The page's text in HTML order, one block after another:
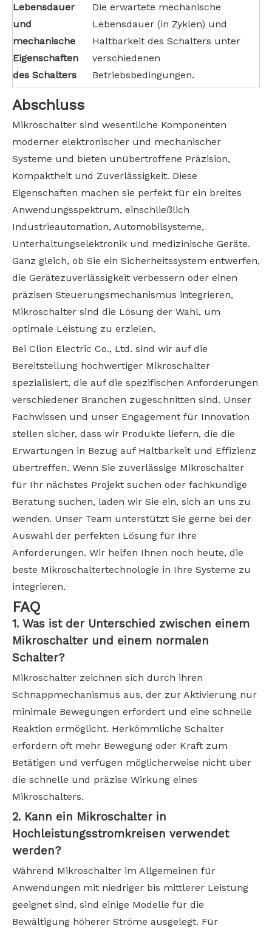
Lebensdauer
und
mechanische
Eigenschaften
des Schalters
Die erwartete mechanische
Lebensdauer (in Zyklen) und
Haltbarkeit des Schalters unter
verschiedenen
Betriebsbedingungen.
Abschluss
Mikroschalter sind wesentliche Komponenten
moderner elektronischer und mechanischer
Systeme und bieten unübertroffene Präzision,
Kompaktheit und Zuverlässigkeit. Diese
Eigenschaften machen sie perfekt für ein breites
Anwendungsspektrum, einschließlich
Industrieautomation, Automobilsysteme,
Unterhaltungselektronik und medizinische Geräte.
Ganz gleich, ob Sie ein Sicherheitssystem entwerfen,
die Gerätezuverlässigkeit verbessern oder einen
präzisen Steuerungsmechanismus integrieren,
Mikroschalter sind die Lösung der Wahl, um
optimale Leistung zu erzielen.
Bei Clion Electric Co., Ltd. sind wir auf die
Bereitstellung hochwertiger Mikroschalter
spezialisiert, die auf die spezifischen Anforderungen
verschiedener Branchen zugeschnitten sind. Unser
Fachwissen und unser Engagement für Innovation
stellen sicher, dass wir Produkte liefern, die die
Erwartungen in Bezug auf Haltbarkeit und Effizienz
übertreffen. Wenn Sie zuverlässige Mikroschalter
für Ihr nächstes Projekt suchen oder fachkundige
Beratung suchen, laden wir Sie ein, sich an uns zu
wenden. Unser Team unterstützt Sie gerne bei der
Auswahl der perfekten Lösung für Ihre
Anforderungen. Wir helfen Ihnen noch heute, die
beste Mikroschaltertechnologie in Ihre Systeme zu
integrieren.
FAQ
1. Was ist der Unterschied zwischen einem
Mikroschalter und einem normalen
Schalter?
Mikroschalter zeichnen sich durch ihren
Schnappmechanismus aus, der zur Aktivierung nur
minimale Bewegungen erfordert und eine schnelle
Reaktion ermöglicht. Herkömmliche Schalter
erfordern oft mehr Bewegung oder Kraft zum
Betätigen und verfügen möglicherweise nicht über
die schnelle und präzise Wirkung eines
Mikroschalters.
2. Kann ein Mikroschalter in
Hochleistungsstromkreisen verwendet
werden?
Während Mikroschalter im Allgemeinen für
Anwendungen mit niedriger bis mittlerer Leistung
geeignet sind, sind einige Modelle für die
Bewältigung höherer Ströme ausgelegt. Für